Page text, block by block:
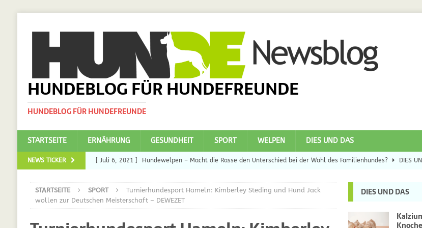
HUNDEBLOG FÜR HUNDEFREUNDE
HUNDEBLOG FÜR HUNDEFREUNDE
STARTSEITE ERNÄHRUNG GESUNDHEIT SPORT WELPEN DIES UND DAS
NEWS TICKER [ Juli 6, 2021 ] Hundewelpen – Macht die Rasse den Unterschied bei der Wahl des Familienhundes? DIES
Ulmenride für Hunde – der Heilsbringer? DIES UND DAS
STARTSEITE SPORT
Turnierhundesport Hameln: Kimberley Steding und Hund Jack
wollen zur Deutschen Meisterschaft – DEWEZET
DIES UND DAS